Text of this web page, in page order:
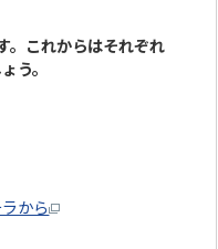
。これからはそれぞれ
う。
から